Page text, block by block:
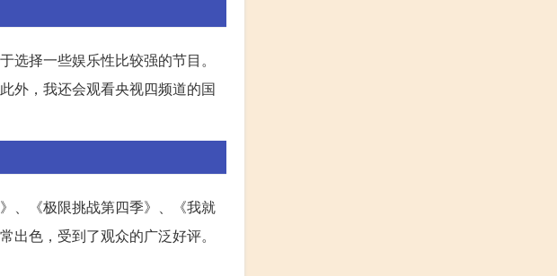
择一些娱乐性比较强的节目。
外，我还会观看央视四频道的国
、《极限挑战第四季》、《我就
色，受到了观众的广泛好评。